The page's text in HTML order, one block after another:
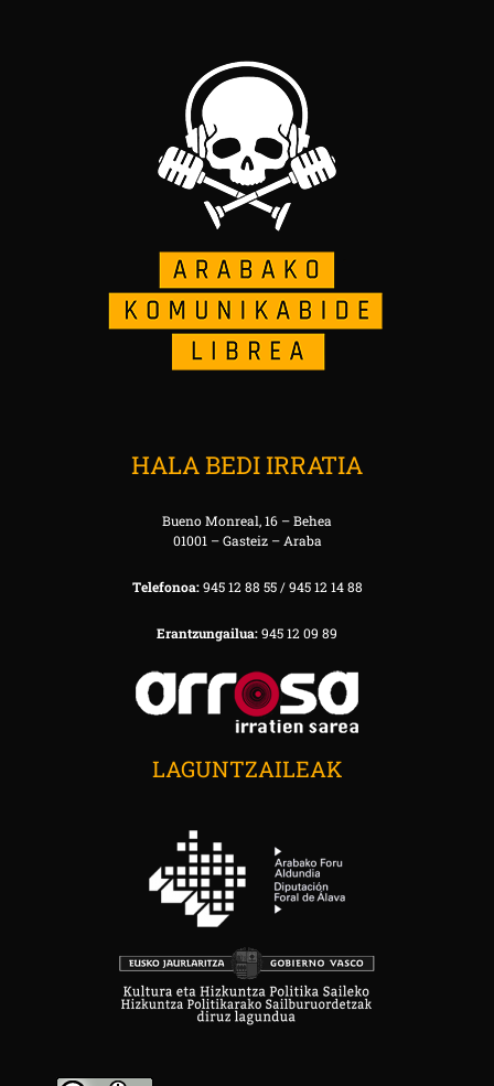
HALA BEDI IRRATIA
Bueno Monreal, 16 – Behea
01001 – Gasteiz – Araba
Telefonoa:945 12 88 55 / 945 12 14 88
Erantzungailua:945 12 09 89
LAGUNTZAILEAK